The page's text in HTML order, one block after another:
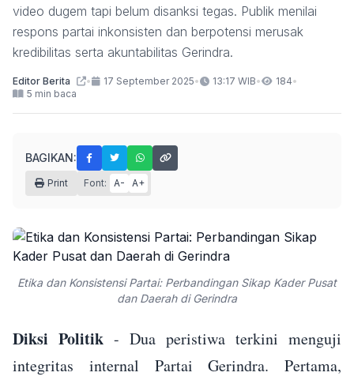
video dugem tapi belum disanksi tegas. Publik menilai
respons partai inkonsisten dan berpotensi merusak
kredibilitas serta akuntabilitas Gerindra.
Editor Berita • 17 September 2025• 13:17 WIB• 184•
5 min baca
BAGIKAN:
Print Font: A- A+
Etika dan Konsistensi Partai: Perbandingan Sikap Kader Pusat
dan Daerah di Gerindra
Diksi Politik - Dua peristiwa terkini menguji
integritas internal Partai Gerindra. Pertama,